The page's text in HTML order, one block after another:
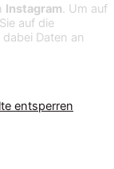
Instagram. Um auf
auf die
Daten an
entsperren